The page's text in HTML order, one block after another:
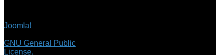
Joomla!
GNU General Public
License.